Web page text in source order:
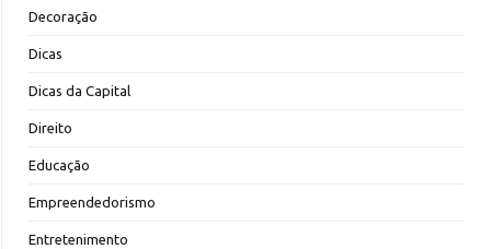
Decoração
Dicas
Dicas da Capital
Direito
Educação
Empreendedorismo
Entretenimento